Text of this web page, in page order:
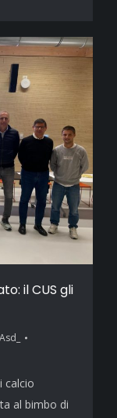
il CUS gli
calcio
al bimbo di